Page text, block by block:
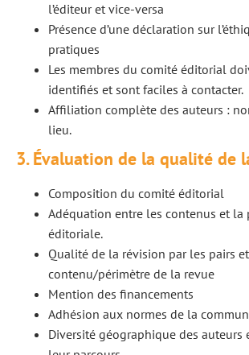
l’éditeur et vice-versa
Présence d’une déclaration sur
pratiques
Les membres du comité éditorial
identifiés et sont faciles à contacter.
Affiliation complète des auteurs :
lieu.
3. Évaluation de la qualité de
Composition du comité éditorial
Adéquation entre les contenus et
éditoriale.
Qualité de la révision par les pairs
contenu/périmètre de la revue
Mention des financements
Adhésion aux normes de la
Diversité géographique des auteurs